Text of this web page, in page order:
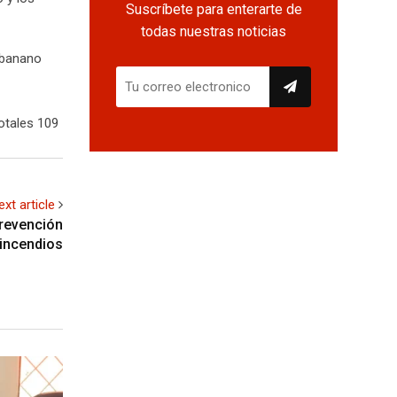
109
article
Suscríbete para enterarte de
todas nuestras noticias